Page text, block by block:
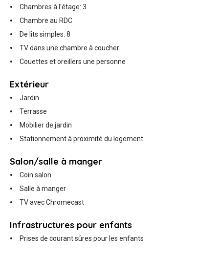
Chambres à l'étage: 3
Chambre au RDC
De lits simples: 8
TV dans une chambre à coucher
Couettes et oreillers une personne
Extérieur
Jardin
Terrasse
Mobilier de jardin
Stationnement à proximité du logement
Salon/salle à manger
Coin salon
Salle à manger
TV avec Chromecast
Infrastructures pour enfants
Prises de courant sûres pour les enfants